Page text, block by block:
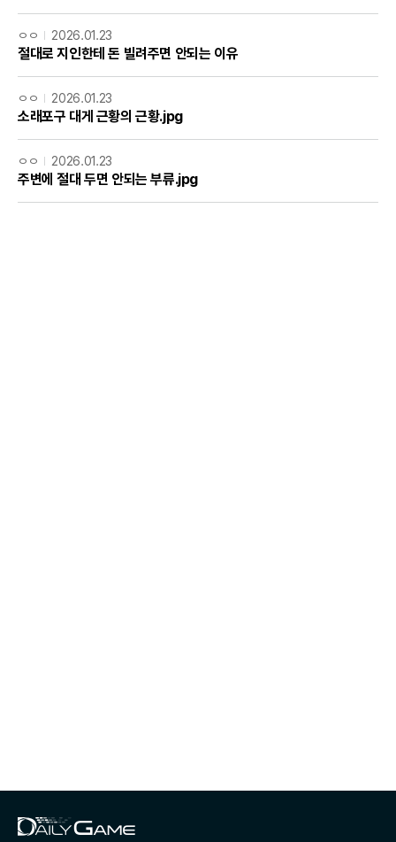
ㅇㅇ 2026.01.23
절대로 지인한테 돈 빌려주면 안되는 이유
ㅇㅇ 2026.01.23
소래포구 대게 근황의 근황.jpg
ㅇㅇ 2026.01.23
주변에 절대 두면 안되는 부류.jpg